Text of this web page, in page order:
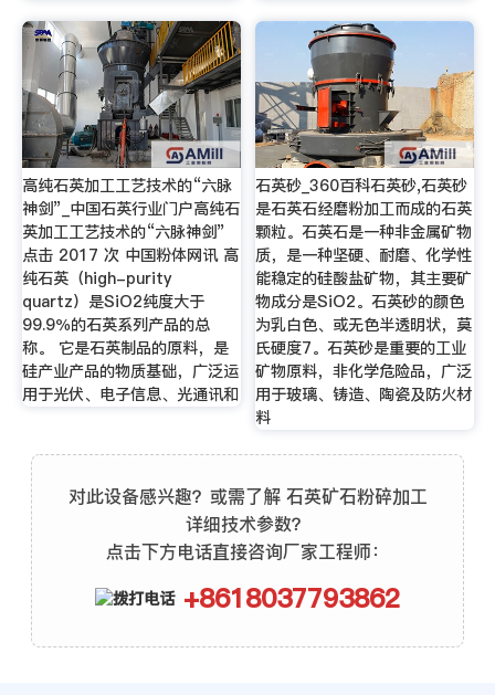
高纯石英加工工艺技术的“六脉
神剑”_中国石英行业门户高纯石
英加工工艺技术的“六脉神剑”
点击 2017 次 中国粉体网讯 高
纯石英（high-purity
quartz）是SiO2纯度大于
99.9％的石英系列产品的总
称。 它是石英制品的原料，是
硅产业产品的物质基础，广泛运
用于光伏、电子信息、光通讯和
石英砂_360百科石英砂,石英砂
是石英石经磨粉加工而成的石英
颗粒。石英石是一种非金属矿物
质，是一种坚硬、耐磨、化学性
能稳定的硅酸盐矿物，其主要矿
物成分是SiO2。石英砂的颜色
为乳白色、或无色半透明状，莫
氏硬度7。石英砂是重要的工业
矿物原料，非化学危险品，广泛
用于玻璃、铸造、陶瓷及防火材
料
对此设备感兴趣？或需了解 石英矿石粉碎加工
详细技术参数？
点击下方电话直接咨询厂家工程师：
+8618037793862